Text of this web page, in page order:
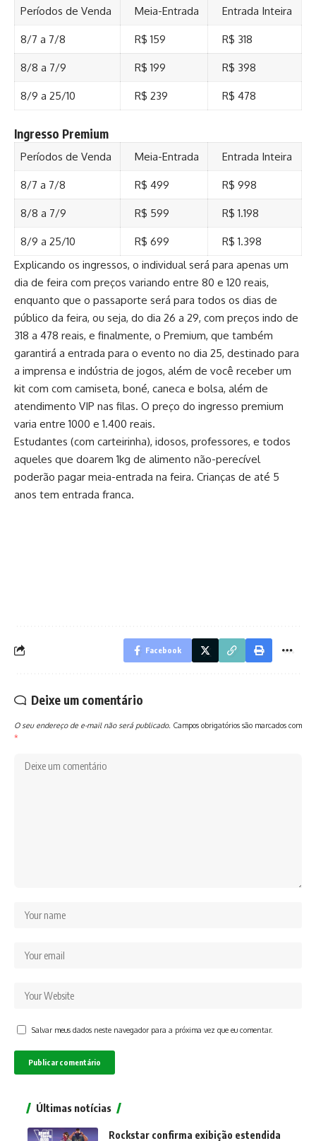
Períodos de Venda Meia-Entrada Entrada Inteira
8/7 a 7/8 R$ 159 R$ 318
8/8 a 7/9 R$ 199 R$ 398
8/9 a 25/10 R$ 239 R$ 478
Ingresso Premium
Períodos de Venda Meia-Entrada Entrada Inteira
8/7 a 7/8 R$ 499 R$ 998
8/8 a 7/9 R$ 599 R$ 1.198
8/9 a 25/10 R$ 699
R$ 1.398
Explicando os ingressos, o individual será para apenas um
dia de feira com preços variando entre 80 e 120 reais,
enquanto que o passaporte será para todos os dias de
público da feira, ou seja, do dia 26 a 29, com preços indo de
318 a 478 reais, e finalmente, o Premium, que também
garantirá a entrada para o evento no dia 25, destinado para
a imprensa e indústria de jogos, além de você receber um
kit com com camiseta, boné, caneca e bolsa, além de
atendimento VIP nas filas. O preço do ingresso premium
varia entre 1000 e 1.400 reais.
Estudantes (com carteirinha), idosos, professores, e todos
aqueles que doarem 1kg de alimento não-perecível
poderão pagar meia-entrada na feira. Crianças de até 5
anos tem entrada franca.
Facebook
Deixe um comentário
O seu endereço de e-mail não será publicado. Campos obrigatórios são marcados com
*
Salvar meus dados neste navegador para a próxima vez que eu comentar.
Últimas notícias
Rockstar confirma exibição estendida